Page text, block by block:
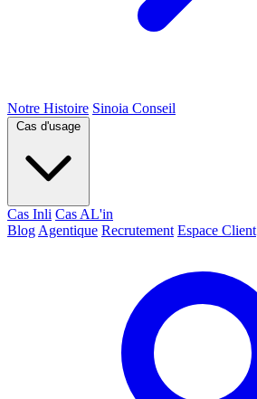
Notre Histoire Sinoia Conseil
Cas d'usage
Cas Inli Cas AL'in
Blog Agentique Recrutement Espace Client